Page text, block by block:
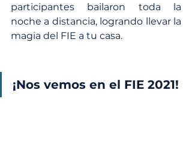
participantes bailaron toda la
noche a distancia, logrando llevar la
magia del FIE a tu casa.
¡Nos vemos en el FIE 2021!